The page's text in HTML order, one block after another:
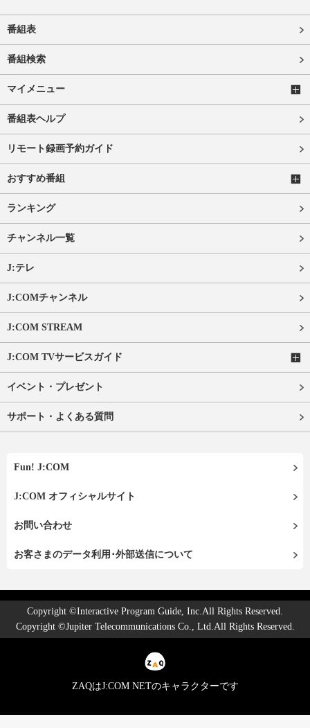
番組表
番組検索
マイメニュー
番組表ヘルプ
リモート録画予約ガイド
おすすめ番組
ランキング
チャンネル一覧
J:テレ
J:COMチャンネル
J:COM STREAM
J:COM TVサービスガイド
イベント・プレゼント
サポート・よくある質問
Fun! J:COM
J:COM オフィシャルサイト
お問い合わせ
お客さまのデータ利用･外部送信について
Copyright ©Interactive Program Guide, Inc.All Rights Reserved.
Copyright ©Jupiter Telecommunications Co., Ltd.All Rights Reserved.
ZAQはJ:COM NETのキャラクターです